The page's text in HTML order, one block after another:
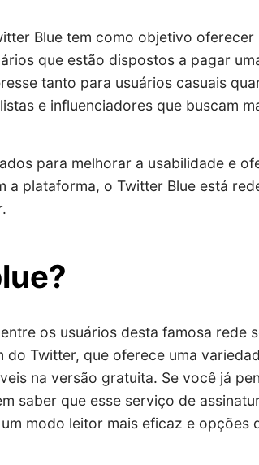
Blue tem como objetivo oferecer
que estão dispostos a pagar
tanto para usuários casuais
e influenciadores que buscam
para melhorar a usabilidade e
plataforma, o Twitter Blue está
os usuários desta famosa rede
do Twitter, que oferece uma
na versão gratuita. Se você já
saber que esse serviço de
modo leitor mais eficaz e opções